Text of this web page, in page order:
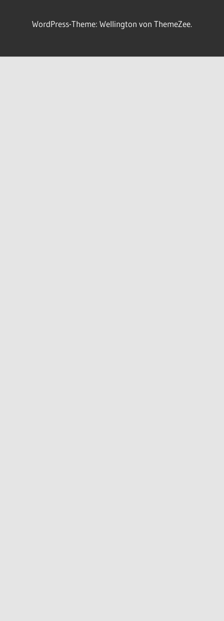
WordPress-Theme: Wellington von ThemeZee.